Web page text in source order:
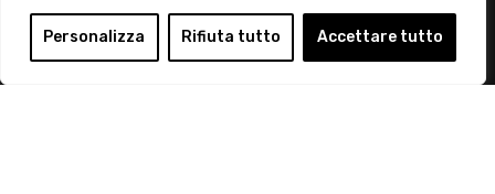
Personalizza Rifiuta tutto Accettare tutto
Login
Diventa Socio